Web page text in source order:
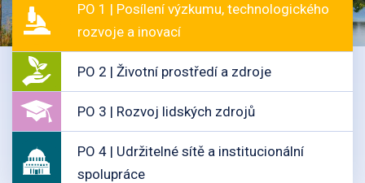
PO 1 | Posílení výzkumu, technologického
rozvoje a inovací
PO 2 | Životní prostředí a zdroje
PO 3 | Rozvoj lidských zdrojů
PO 4 | Udržitelné sítě a institucionální
spolupráce